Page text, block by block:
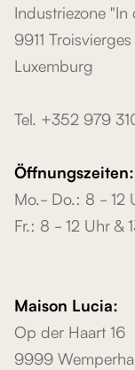
Industriezone "In
9911 Troisvierges
Luxemburg
Tel. +352 979
Öffnungszeiten:
Mo.- Do.: 8 - 12
Fr.: 8 - 12 Uhr &
Maison Lucia:
Op der Haart 16
9999